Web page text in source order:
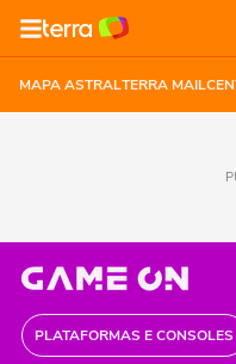
MAPA ASTRALTERRA MAIL
PLATAFORMAS E CONSOLES